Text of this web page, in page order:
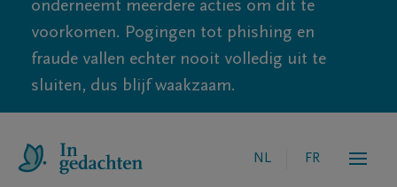
onderneemt meerdere acties om dit te
voorkomen. Pogingen tot phishing en
fraude vallen echter nooit volledig uit te
sluiten, dus blijf waakzaam.
NL FR